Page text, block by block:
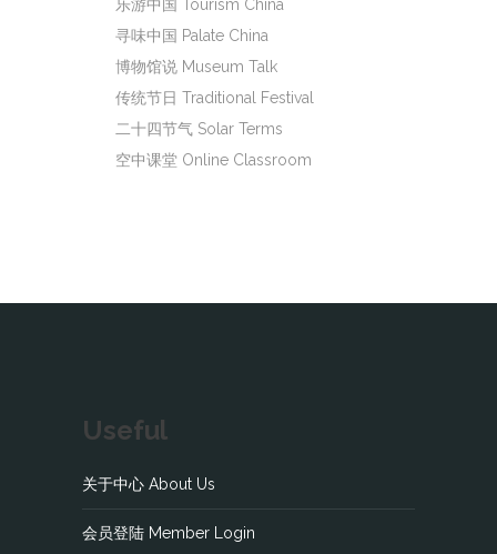
乐游中国 Tourism China
寻味中国 Palate China
博物馆说 Museum Talk
传统节日 Traditional Festival
二十四节气 Solar Terms
空中课堂 Online Classroom
Useful
关于中心 About Us
会员登陆 Member Login